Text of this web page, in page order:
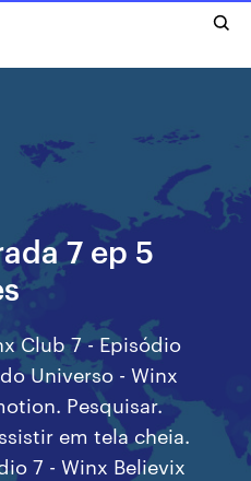
7 ep 5
Club 7 - Episódio
Universo - Winx
Pesquisar.
em tela cheia.
7 - Winx Believix